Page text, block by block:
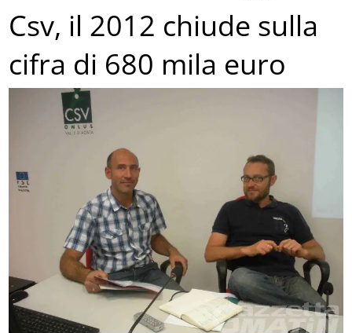
Csv, il 2012 chiude sulla
cifra di 680 mila euro